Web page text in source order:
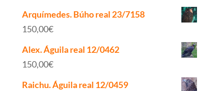
Arquímedes. Búho real 23/7158
150,00€
Alex. Águila real 12/0462
150,00€
Raichu. Águila real 12/0459